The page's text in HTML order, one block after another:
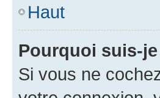
Haut
Pourquoi suis-
Si vous ne